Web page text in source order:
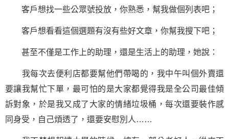
客戶想找一些公眾號投放，你熟悉，幫我做個列表吧；
客戶想看看這個選題有沒有些好文章，你幫我搜下吧；
甚至不僅是工作上的助理，還是生活上的助理，她說：
我每次去便利店都要幫他們帶喝的，我中午叫個外賣還
要讓我幫忙下單，最可怕的是大家都覺得我是全公司最佳傾
訴對象，於是我又成了大家的情緒垃圾桶，每次還要裝作感
同身受，自己煩透了，還要安慰別人……